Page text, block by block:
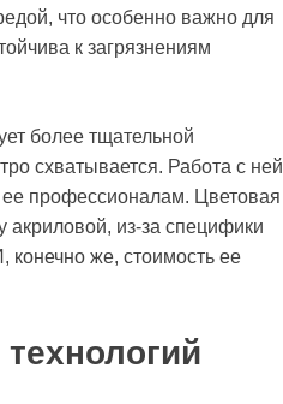
что особенно важно для
к загрязнениям
более тщательной
схватывается. Работа с ней
профессионалам. Цветовая
акриловой, из-за специфики
конечно же, стоимость ее